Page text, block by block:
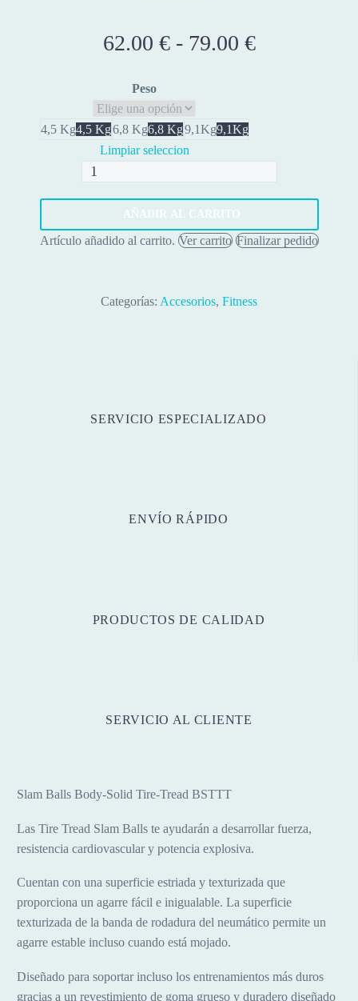
62.00 € - 79.00 €Rango
Peso
4,5 Kg4,5 Kg6,8 Kg6,8 Kg9,1Kg9,1Kg
Limpiar seleccion
Slam
AÑADIR AL CARRITO
Artículo añadido al carrito. Ver carrito Finalizar pedido
Categorías: Accesorios, Fitness
SERVICIO ESPECIALIZADO
ENVÍO RÁPIDO
PRODUCTOS DE CALIDAD
SERVICIO AL CLIENTE
Slam Balls Body-Solid Tire-Tread BSTTT
Las Tire Tread Slam Balls te ayudarán a desarrollar fuerza,
resistencia cardiovascular y potencia explosiva.
Cuentan con una superficie estriada y texturizada que
proporciona un agarre fácil e inigualable. La superficie
texturizada de la banda de rodadura del neumático permite un
agarre estable incluso cuando está mojado.
Diseñado para soportar incluso los entrenamientos más duros
gracias a un revestimiento de goma grueso y duradero diseñado